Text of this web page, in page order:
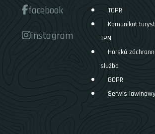
facebook
instagram
TOPR
Komunikat
TPN
Horská
služba
GOPR
Serwis lawinowy